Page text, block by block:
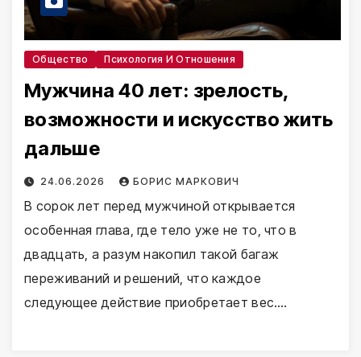
Общество Психология И Отношения
Мужчина 40 лет: зрелость,
возможности и искусство жить
дальше
24.06.2026 БОРИС МАРКОВИЧ
В сорок лет перед мужчиной открывается
особенная глава, где тело уже не то, что в
двадцать, а разум накопил такой багаж
переживаний и решений, что каждое
следующее действие приобретает вес.…